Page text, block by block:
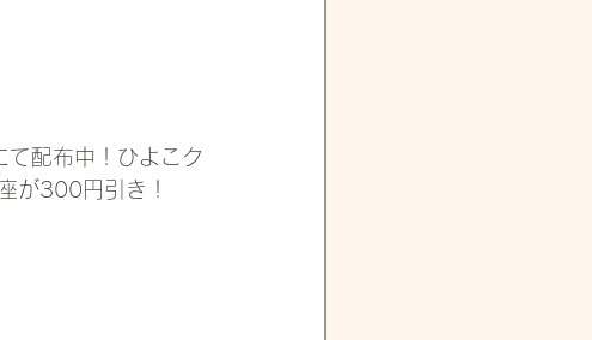
配布中！ひよこク
が300円引き！